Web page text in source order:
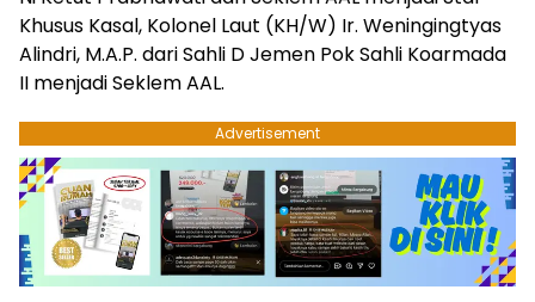
Khusus Kasal, Kolonel Laut (KH/W) Ir. Weningingtyas
Alindri, M.A.P. dari Sahli D Jemen Pok Sahli Koarmada
II menjadi Seklem AAL.
Advertisement